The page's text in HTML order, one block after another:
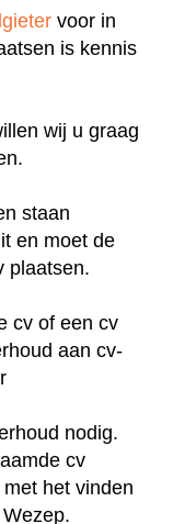
voor in
is kennis
wij u graag
staan
en moet de
plaatsen.
cv of een cv
aan cv-
nodig.
cv
het vinden